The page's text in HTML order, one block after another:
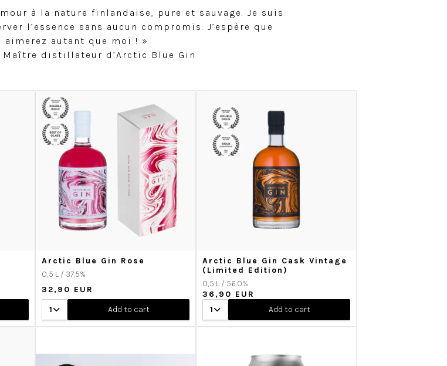
à la nature finlandaise, pure et sauvage. Je suis
l’essence sans aucun compromis. J’espère que
aimerez autant que moi ! »
Maître distillateur d’Arctic Blue Gin
Arctic Blue Gin Rose
0,5 L / 37.5%
32,90 EUR
1
Add to cart
Arctic Blue Gin Cask Vintage
(Limited Edition)
0,5 L / 56.0%
36,90 EUR
1
Add to cart